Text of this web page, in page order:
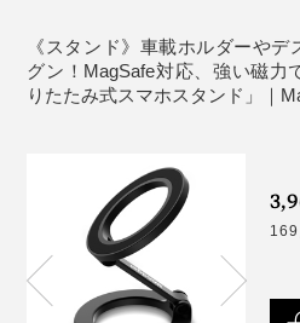
一般的なマグネット式スタン
「ネオジム磁石」とは、レア
ムと、鉄やホウ素などを原料に
鉄の酸化物を主な原料とする
すると、その強さは約10
ProMaxに吸着させても、そ
とができるのです。
《スタンド》車載ホルダーや
グン！MagSafe対応、強い磁力
りたたみ式スマホスタンド」｜